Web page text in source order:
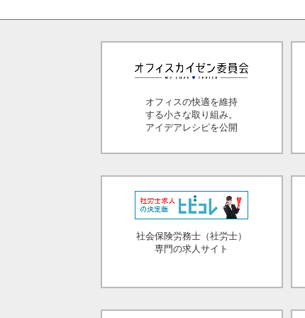
オフィスの快適を維持
する小さな取り組み。
アイデアレシピを公開
社会保険労務士（社労士）
専門の求人サイト